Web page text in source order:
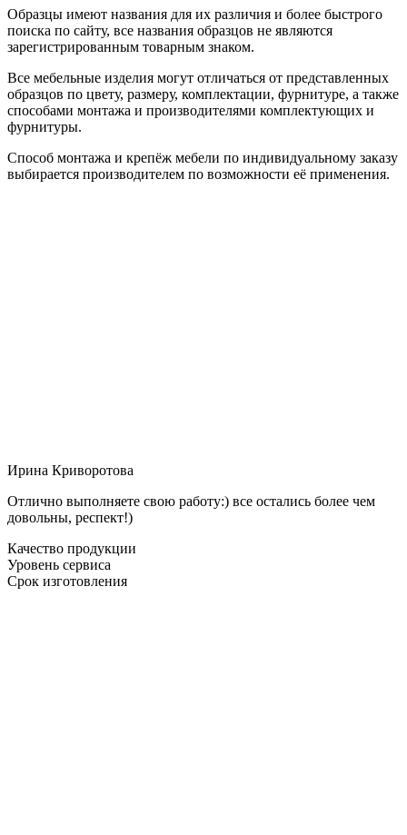
Образцы имеют названия для их различия и более быстрого
поиска по сайту, все названия образцов не являются
зарегистрированным товарным знаком.
Все мебельные изделия могут отличаться от представленных
образцов по цвету, размеру, комплектации, фурнитуре, а также
способами монтажа и производителями комплектующих и
фурнитуры.
Способ монтажа и крепёж мебели по индивидуальному заказу
выбирается производителем по возможности её применения.
Ирина Криворотова
Отлично выполняете свою работу:) все остались более чем
довольны, респект!)
Качество продукции
Уровень сервиса
Срок изготовления